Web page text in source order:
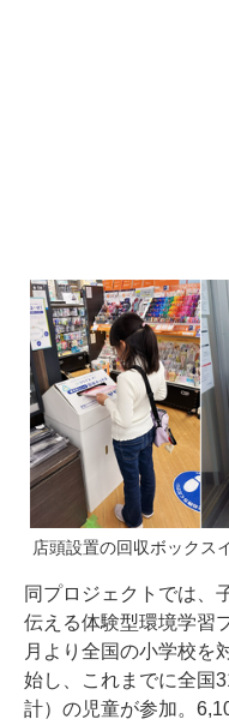
店頭設置の回収ボックス
同プロジェクトでは、
伝える体験型環境学習
月より全国の小学校を
始し、これまでに全国
計）の児童が参加。